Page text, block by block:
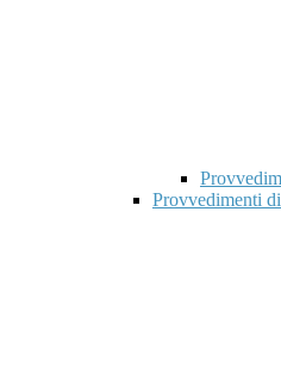
Provvedimenti